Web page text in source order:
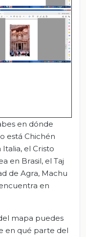
en dónde
está Chichén
Italia, el Cristo
en Brasil, el Taj
de Agra, Machu
en
mapa puedes
en qué parte del